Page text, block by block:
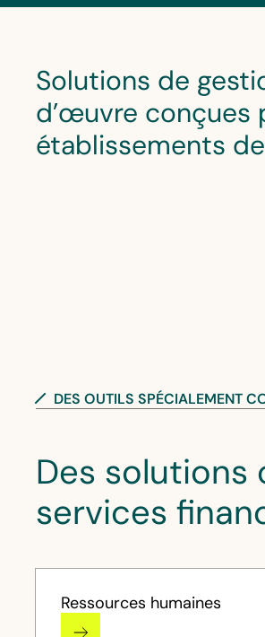
Solutions de
d’œuvre conçues
établissements
DES OUTILS SPÉCIALEMENT
Des solutions
services
Ressources humaines